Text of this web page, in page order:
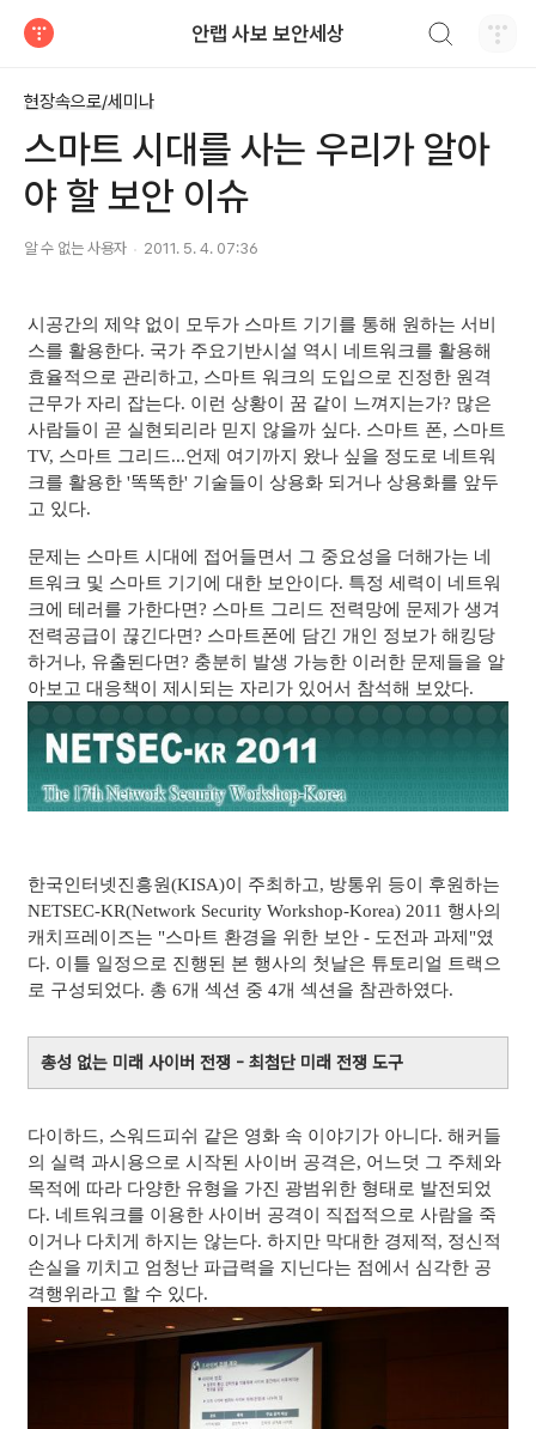
안랩 사보 보안세상
현장속으로/세미나
스마트 시대를 사는 우리가 알아
야 할 보안 이슈
알 수 없는 사용자 2011. 5. 4. 07:36
시공간의 제약 없이 모두가 스마트 기기를 통해 원하는 서비
스를 활용한다. 국가 주요기반시설 역시 네트워크를 활용해
효율적으로 관리하고, 스마트 워크의 도입으로 진정한 원격
근무가 자리 잡는다. 이런 상황이 꿈 같이 느껴지는가? 많은
사람들이 곧 실현되리라 믿지 않을까 싶다. 스마트 폰, 스마트
TV, 스마트 그리드...언제 여기까지 왔나 싶을 정도로 네트워
크를 활용한 '똑똑한' 기술들이 상용화 되거나 상용화를 앞두
고 있다.
문제는 스마트 시대에 접어들면서 그 중요성을 더해가는 네
트워크 및 스마트 기기에 대한 보안이다. 특정 세력이 네트워
크에 테러를 가한다면? 스마트 그리드 전력망에 문제가 생겨
전력공급이 끊긴다면? 스마트폰에 담긴 개인 정보가 해킹당
하거나, 유출된다면? 충분히 발생 가능한 이러한 문제들을 알
아보고 대응책이 제시되는 자리가 있어서 참석해 보았다.
한국인터넷진흥원(KISA)이 주최하고, 방통위 등이 후원하는
NETSEC-KR(Network Security Workshop-Korea) 2011 행사의
캐치프레이즈는 "스마트 환경을 위한 보안 - 도전과 과제"였
다. 이틀 일정으로 진행된 본 행사의 첫날은 튜토리얼 트랙으
로 구성되었다. 총 6개 섹션 중 4개 섹션을 참관하였다.
총성 없는 미래 사이버 전쟁 - 최첨단 미래 전쟁 도구
다이하드, 스워드피쉬 같은 영화 속 이야기가 아니다. 해커들
의 실력 과시용으로 시작된 사이버 공격은, 어느덧 그 주체와
목적에 따라 다양한 유형을 가진 광범위한 형태로 발전되었
다. 네트워크를 이용한 사이버 공격이 직접적으로 사람을 죽
이거나 다치게 하지는 않는다. 하지만 막대한 경제적, 정신적
손실을 끼치고 엄청난 파급력을 지닌다는 점에서 심각한 공
격행위라고 할 수 있다.